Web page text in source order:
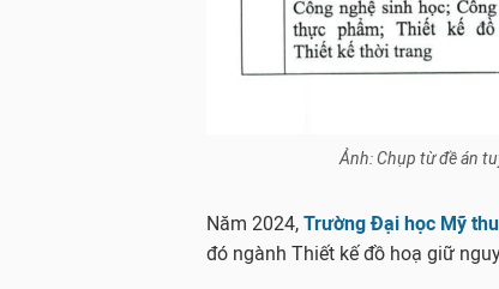
Ảnh: Chụp từ đề án
Năm 2024, Trường Đại học Mỹ
đó ngành Thiết kế đồ hoạ giữ